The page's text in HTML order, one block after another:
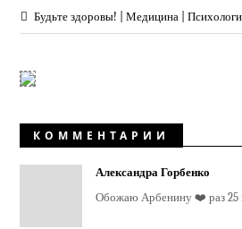
Будьте здоровы! | Медицина |
КОММЕНТАРИИ
Александра Горбенко
Обожаю Арбенину ❤️ раз 25